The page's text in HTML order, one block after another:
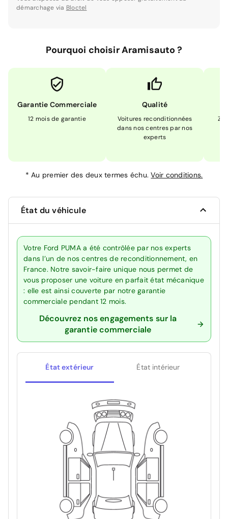
démarchage via Bloctel
Pourquoi choisir Aramisauto ?
Garantie Commerciale
12 mois de garantie
Qualité
Voitures reconditionnées
dans nos centres par nos
experts
*Au premier des deux termes échu.Voir conditions.
État du véhicule
Votre Ford PUMA a été contrôlée par nos experts
dans l’un de nos centres de reconditionnement, en
France. Notre savoir-faire unique nous permet de
vous proposer une voiture en parfait état mécanique
: elle est ainsi couverte par notre garantie
commerciale pendant 12 mois.
Découvrez nos engagements sur la
garantie commerciale
État extérieur État intérieur